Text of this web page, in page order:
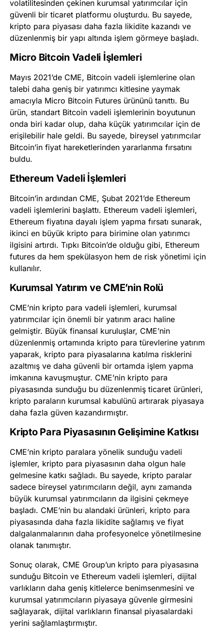
volatilitesinden çekinen kurumsal yatırımcılar için
güvenli bir ticaret platformu oluşturdu. Bu sayede,
kripto para piyasası daha fazla likidite kazandı ve
düzenlenmiş bir yapı altında işlem görmeye başladı.
Micro Bitcoin Vadeli İşlemleri
Mayıs 2021’de CME, Bitcoin vadeli işlemlerine olan
talebi daha geniş bir yatırımcı kitlesine yaymak
amacıyla Micro Bitcoin Futures ürününü tanıttı. Bu
ürün, standart Bitcoin vadeli işlemlerinin boyutunun
onda biri kadar olup, daha küçük yatırımcılar için de
erişilebilir hale geldi. Bu sayede, bireysel yatırımcılar
Bitcoin’in fiyat hareketlerinden yararlanma fırsatını
buldu.
Ethereum Vadeli İşlemleri
Bitcoin’in ardından CME, Şubat 2021’de Ethereum
vadeli işlemlerini başlattı. Ethereum vadeli işlemleri,
Ethereum fiyatına dayalı işlem yapma fırsatı sunarak,
ikinci en büyük kripto para birimine olan yatırımcı
ilgisini artırdı. Tıpkı Bitcoin’de olduğu gibi, Ethereum
futures da hem spekülasyon hem de risk yönetimi için
kullanılır.
Kurumsal Yatırım ve CME’nin Rolü
CME’nin kripto para vadeli işlemleri, kurumsal
yatırımcılar için önemli bir yatırım aracı haline
gelmiştir. Büyük finansal kuruluşlar, CME’nin
düzenlenmiş ortamında kripto para türevlerine yatırım
yaparak, kripto para piyasalarına katılma risklerini
azaltmış ve daha güvenli bir ortamda işlem yapma
imkanına kavuşmuştur. CME’nin kripto para
piyasasında sunduğu bu düzenlenmiş ticaret ürünleri,
kripto paraların kurumsal kabulünü artırarak piyasaya
daha fazla güven kazandırmıştır.
Kripto Para Piyasasının Gelişimine Katkısı
CME’nin kripto paralara yönelik sunduğu vadeli
işlemler, kripto para piyasasının daha olgun hale
gelmesine katkı sağladı. Bu sayede, kripto paralar
sadece bireysel yatırımcıların değil, aynı zamanda
büyük kurumsal yatırımcıların da ilgisini çekmeye
başladı. CME’nin bu alandaki ürünleri, kripto para
piyasasında daha fazla likidite sağlamış ve fiyat
dalgalanmalarının daha profesyonelce yönetilmesine
olanak tanımıştır.
Sonuç olarak, CME Group’un kripto para piyasasına
sunduğu Bitcoin ve Ethereum vadeli işlemleri, dijital
varlıkların daha geniş kitlelerce benimsenmesini ve
kurumsal yatırımcıların piyasaya güvenle girmesini
sağlayarak, dijital varlıkların finansal piyasalardaki
yerini sağlamlaştırmıştır.